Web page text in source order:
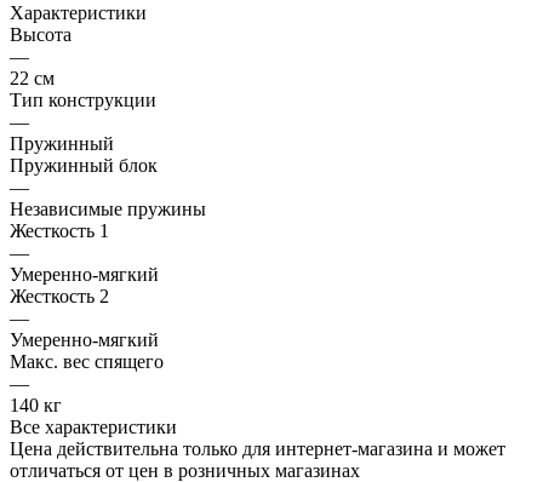
Характеристики
Высота
—
22 см
Тип конструкции
—
Пружинный
Пружинный блок
—
Независимые пружины
Жесткость 1
—
Умеренно-мягкий
Жесткость 2
—
Умеренно-мягкий
Макс. вес спящего
—
140 кг
Все характеристики
Цена действительна только для интернет-магазина и может
отличаться от цен в розничных магазинах